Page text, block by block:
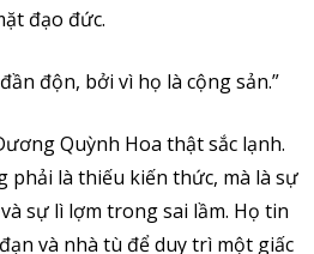
đạo đức.
độn, bởi vì họ là cộng sản.”
Quỳnh Hoa thật sắc lạnh.
phải là thiếu kiến thức, mà là sự
sự lì lợm trong sai lầm. Họ tin
và nhà tù để duy trì một giấc